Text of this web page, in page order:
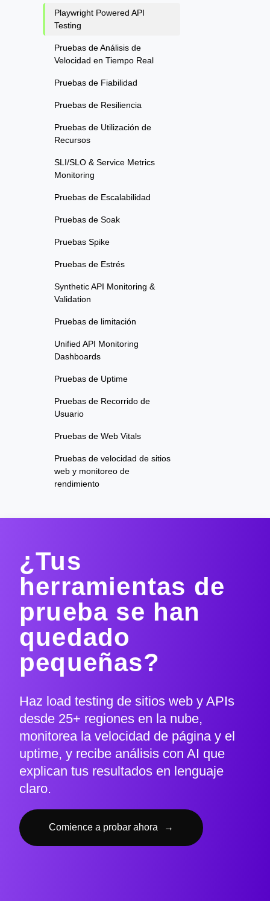
Playwright Powered API
Testing
Pruebas de Análisis de
Velocidad en Tiempo Real
Pruebas de Fiabilidad
Pruebas de Resiliencia
Pruebas de Utilización de
Recursos
SLI/SLO & Service Metrics
Monitoring
Pruebas de Escalabilidad
Pruebas de Soak
Pruebas Spike
Pruebas de Estrés
Synthetic API Monitoring &
Validation
Pruebas de limitación
Unified API Monitoring
Dashboards
Pruebas de Uptime
Pruebas de Recorrido de
Usuario
Pruebas de Web Vitals
Pruebas de velocidad de sitios
web y monitoreo de
rendimiento
¿Tus
herramientas de
prueba se han
quedado
pequeñas?
Haz load testing de sitios web y APIs
desde 25+ regiones en la nube,
monitorea la velocidad de página y el
uptime, y recibe análisis con AI que
explican tus resultados en lenguaje
claro.
Comience a probar ahora →